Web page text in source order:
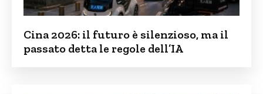
Cina 2026: il futuro è silenzioso, ma il
passato detta le regole dell’IA